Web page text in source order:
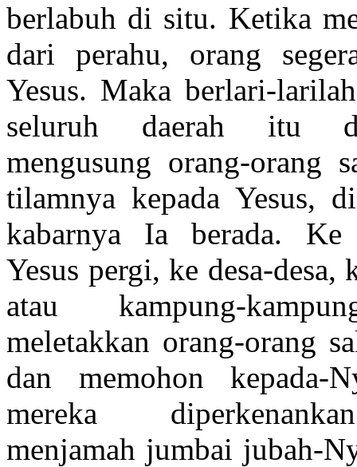
berlabuh di situ. Ketika
dari perahu, orang
Yesus. Maka berlari-
seluruh daerah itu
mengusung orang-orang
tilamnya kepada Yesus,
kabarnya Ia berada.
Yesus pergi, ke desa-desa,
atau kampung-
meletakkan orang-orang
dan memohon kepada-
mereka
menjamah jumbai jubah-